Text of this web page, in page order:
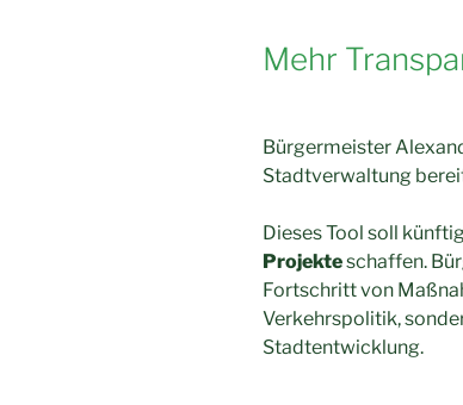
Mehr
Bürgermeister
Stadtverwaltung
Dieses Tool soll
Projekteschaffen.
Fortschritt von
Verkehrspolitik,
Stadtentwicklung.